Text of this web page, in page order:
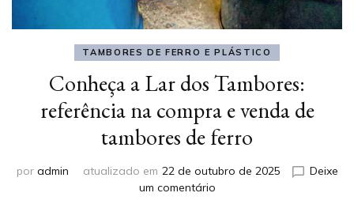
TAMBORES DE FERRO E PLÁSTICO
Conheça a Lar dos Tambores:
referência na compra e venda de
tambores de ferro
por admin atualizado em 22 de outubro de 2025
Deixe
um comentárioem